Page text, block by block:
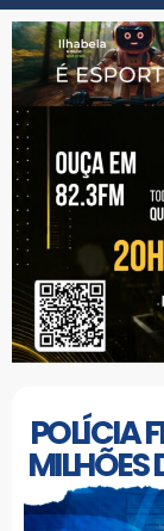
POLÍCIA
MILHÕES